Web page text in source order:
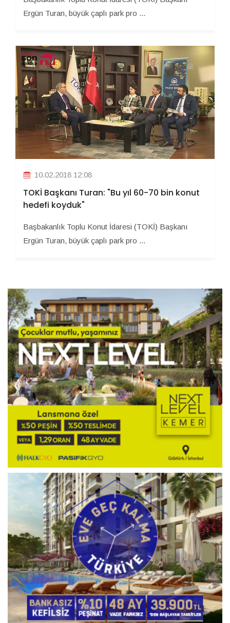
Ergün Turan, büyük çaplı park pro ...
10.02.2018 12:08
TOKİ Başkanı Turan: "Bu yıl 60-70 bin konut
hedefi koyduk"
Başbakanlık Toplu Konut İdaresi (TOKİ) Başkanı
Ergün Turan, büyük çaplı park pro ...